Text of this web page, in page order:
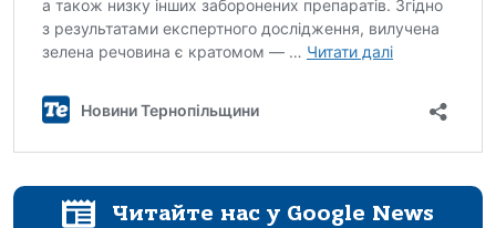
Читайте нас у Google News